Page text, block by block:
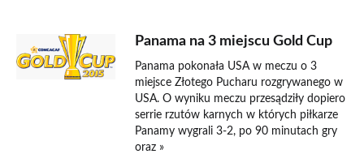
Panama na 3 miejscu Gold Cup
Panama pokonała USA w meczu o 3
miejsce Złotego Pucharu rozgrywanego w
USA. O wyniku meczu przesądziły dopiero
serrie rzutów karnych w których piłkarze
Panamy wygrali 3-2, po 90 minutach gry
oraz »